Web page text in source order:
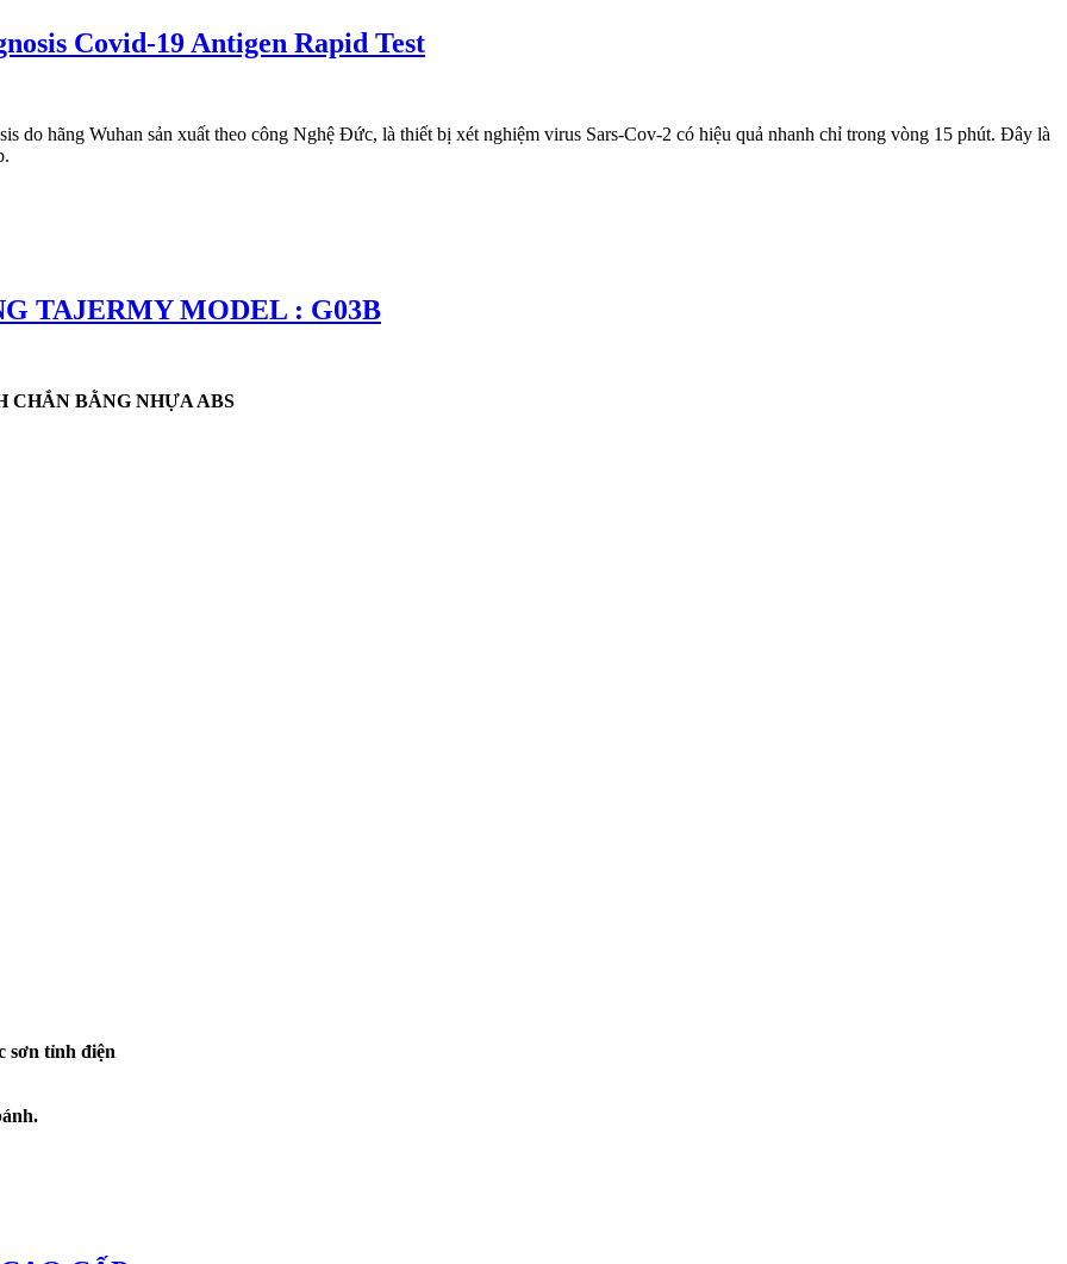
Covid-19 Antigen Rapid Test
do hãng Wuhan sản xuất theo công Nghệ Đức, là thiết bị xét nghiệm virus Sars-Cov-2 có hiệu quả nhanh chỉ trong vòng 15 phút. Đây là
TAJERMY MODEL : G03B
CHẮN BẰNG NHỰA ABS
sơn tỉnh điện